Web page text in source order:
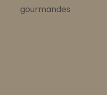
gourmandes